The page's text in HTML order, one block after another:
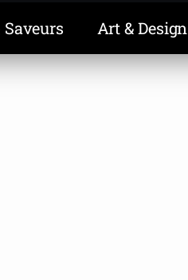
Saveurs Art & Design